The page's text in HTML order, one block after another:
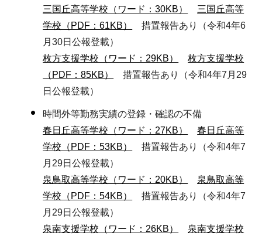
三国丘高等学校（ワード：30KB）
三国丘高等
学校（PDF：61KB）
措置報告あり（令和4年6
月30日公報登載）
枚方支援学校（ワード：29KB）
枚方支援学校
（PDF：85KB）
措置報告あり（令和4年7月29
日公報登載）
時間外等勤務実績の登録・確認の不備
春日丘高等学校（ワード：27KB）
春日丘高等
学校（PDF：53KB）
措置報告あり（令和4年7
月29日公報登載）
泉鳥取高等学校（ワード：20KB）
泉鳥取高等
学校（PDF：54KB）
措置報告あり（令和4年7
月29日公報登載）
泉南支援学校（ワード：26KB）
泉南支援学校